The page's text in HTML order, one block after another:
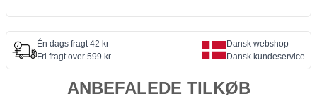
Én dags fragt 42 kr
Fri fragt over 599 kr
Dansk webshop
Dansk kundeservice
ANBEFALEDE TILKØB